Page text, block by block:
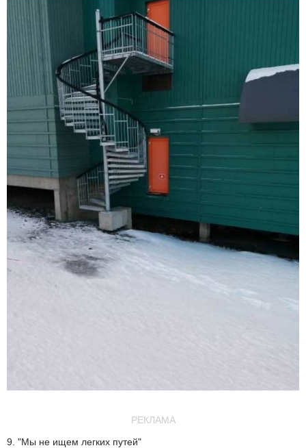
РЕКЛАМА
9. "Мы не ищем легких путей"